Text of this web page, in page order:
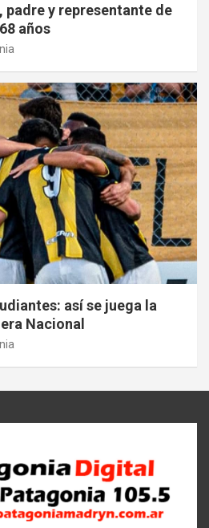
y representante de
años
así se juega la
Nacional